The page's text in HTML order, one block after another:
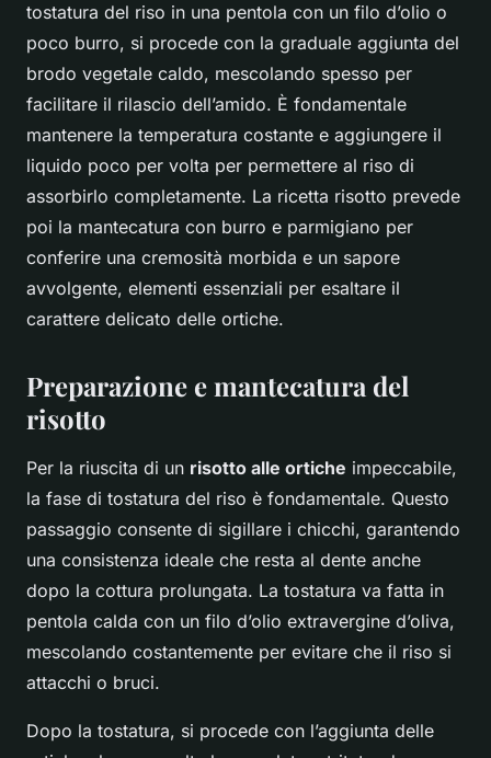
tostatura del riso in una pentola con un filo d’olio o
poco burro, si procede con la gradualе aggiunta del
brodo vegetale caldo, mescolando spesso per
facilitare il rilascio dell’amido. È fondamentale
mantenere la temperatura costante e aggiungere il
liquido poco per volta per permettere al riso di
assorbirlo completamente. La ricetta risotto prevede
poi la mantecatura con burro e parmigiano per
conferire una cremosità morbida e un sapore
avvolgente, elementi essenziali per esaltare il
carattere delicato delle ortiche.
Preparazione e mantecatura del
risotto
Per la riuscita di un risotto alle ortiche impeccabile,
la fase di tostatura del riso è fondamentale. Questo
passaggio consente di sigillare i chicchi, garantendo
una consistenza ideale che resta al dente anche
dopo la cottura prolungata. La tostatura va fatta in
pentola calda con un filo d’olio extravergine d’oliva,
mescolando costantemente per evitare che il riso si
attacchi o bruci.
Dopo la tostatura, si procede con l’aggiunta delle